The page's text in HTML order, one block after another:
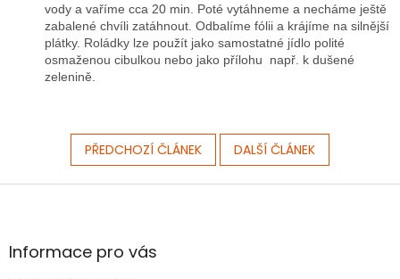
vody a vaříme cca 20 min. Poté vytáhneme a necháme ještě
zabalené chvíli zatáhnout. Odbalíme fólii a krájíme na silnější
plátky. Roládky lze použít jako samostatné jídlo polité
osmaženou cibulkou nebo jako přílohu např. k dušené
zelenině.
PŘEDCHOZÍ ČLÁNEK DALŠÍ ČLÁNEK
Z
aInformace pro vás